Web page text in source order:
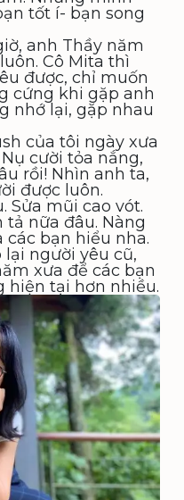
tốt í- bạn song
anh Thầy năm
Cô Mita thì
được, chỉ muốn
cứng khi gặp anh
nhớ lại, gặp nhau
của tôi ngày xưa
cười tỏa nắng,
rồi! Nhìn anh ta,
được luôn.
Sửa mũi cao vót.
nữa đâu. Nàng
bạn hiểu nha.
lại người yêu cũ,
xưa để các bạn
hiện tại hơn nhiều.